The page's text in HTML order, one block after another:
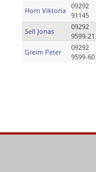
Horn Viktoria
09292
91145
Sell Jonas
09292
9599-21
Greim Peter
09292
9599-60